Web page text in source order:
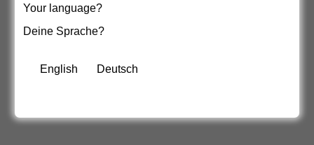
Your language?
Deine Sprache?
English Deutsch